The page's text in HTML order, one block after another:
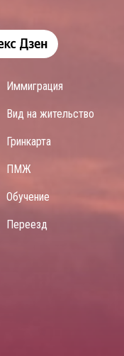
Иммиграция
Вид на жительство
Гринкарта
ПМЖ
Обучение
Переезд